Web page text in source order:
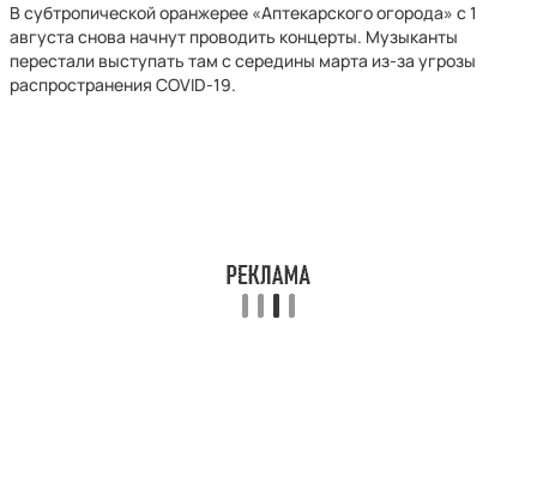
В субтропической оранжерее «Аптекарского огорода» с 1
августа снова начнут проводить концерты. Музыканты
перестали выступать там с середины марта из-за угрозы
распространения COVID-19.